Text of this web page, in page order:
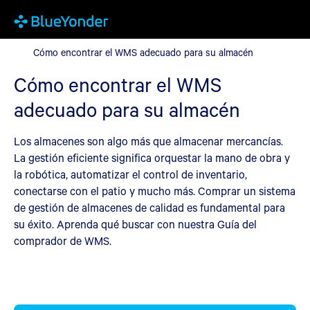
Cómo encontrar el WMS adecuado para su almacén
Cómo encontrar el WMS adecuado para su almacén
Cómo encontrar el WMS
adecuado para su almacén
Los almacenes son algo más que almacenar mercancías.
La gestión eficiente significa orquestar la mano de obra y
la robótica, automatizar el control de inventario,
conectarse con el patio y mucho más. Comprar un sistema
de gestión de almacenes de calidad es fundamental para
su éxito. Aprenda qué buscar con nuestra Guía del
comprador de WMS.